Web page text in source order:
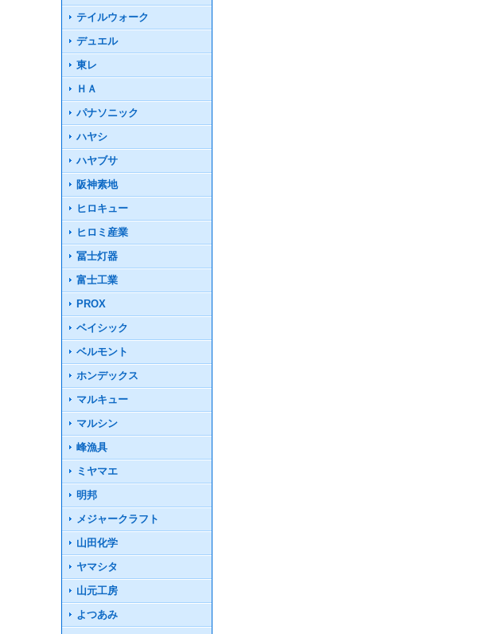
テイルウォーク
デュエル
東レ
ＨＡ
パナソニック
ハヤシ
ハヤブサ
阪神素地
ヒロキュー
ヒロミ産業
冨士灯器
富士工業
PROX
ベイシック
ベルモント
ホンデックス
マルキュー
マルシン
峰漁具
ミヤマエ
明邦
メジャークラフト
山田化学
ヤマシタ
山元工房
よつあみ